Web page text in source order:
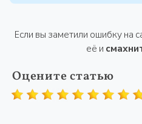
Если вы заметили ошибку на
её и
Оцените статью